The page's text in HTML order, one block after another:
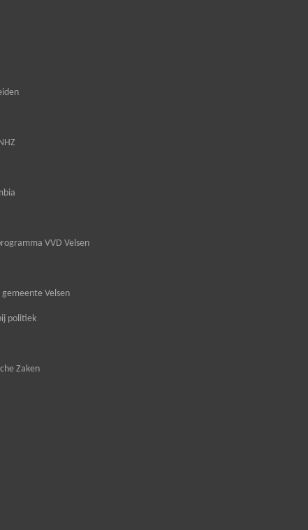
VVD Velsen
Velsen
politiek
Zaken